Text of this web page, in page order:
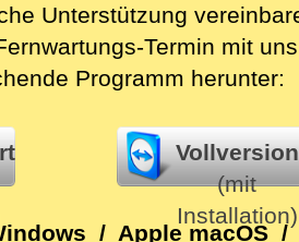
Unterstützung
Termin mit
Programm herunter:
Vollversion
(mit
Installation)
/Apple macOS /